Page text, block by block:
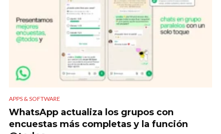
APPS & SOFTWARE
WhatsApp actualiza los grupos con
encuestas más completas y la función